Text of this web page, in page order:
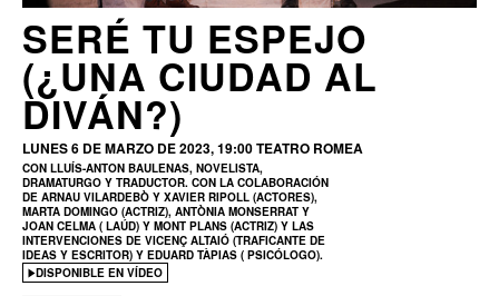
SERÉ TU ESPEJO
(¿UNA CIUDAD AL
DIVÁN?)
LUNES 6 DE MARZO DE 2023, 19:00TEATRO ROMEA
CON LLUÍS-ANTON BAULENAS, NOVELISTA,
DRAMATURGO Y TRADUCTOR. CON LA COLABORACIÓN
DE ARNAU VILARDEBÒ Y XAVIER RIPOLL (ACTORES),
MARTA DOMINGO (ACTRIZ), ANTÒNIA MONSERRAT Y
JOAN CELMA ( LAÚD) Y MONT PLANS (ACTRIZ) Y LAS
INTERVENCIONES DE VICENÇ ALTAIÓ (TRAFICANTE DE
IDEAS Y ESCRITOR) Y EDUARD TÀPIAS ( PSICÓLOGO).
DISPONIBLE EN VÍDEO